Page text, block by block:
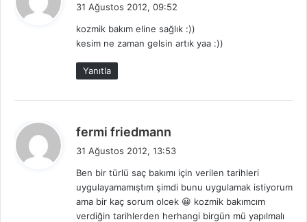
i
k
i
:
31 Ağustos 2012, 09:52
kozmik bakım eline sağlık :))
kesim ne zaman gelsin artık yaa :))
Yanıtla
fermi friedmann
i
k
i
31 Ağustos 2012, 13:53
Ben bir türlü saç bakımı için verilen tarihleri
uygulayamamıştım şimdi bunu uygulamak istiyorum
ama bir kaç sorum olcek 😀 kozmik bakımcım
verdiğin tarihlerden herhangi birgün mü yapılmalı